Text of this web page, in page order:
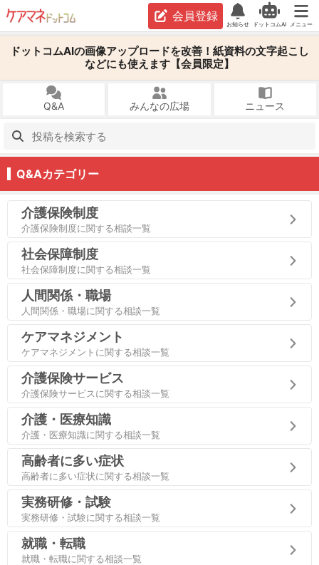
会員登録
お知らせ ドットコムAI メニュー
ドットコムAIの画像アップロードを改善！紙資料の文字起こし
などにも使えます【会員限定】
Q&A みんなの広場 ニュース
Q&Aカテゴリー
介護保険制度
介護保険制度に関する相談一覧
社会保障制度
社会保障制度に関する相談一覧
人間関係・職場
人間関係・職場に関する相談一覧
ケアマネジメント
ケアマネジメントに関する相談一覧
介護保険サービス
介護保険サービスに関する相談一覧
介護・医療知識
介護・医療知識に関する相談一覧
高齢者に多い症状
高齢者に多い症状に関する相談一覧
実務研修・試験
実務研修・試験に関する相談一覧
就職・転職
就職・転職に関する相談一覧